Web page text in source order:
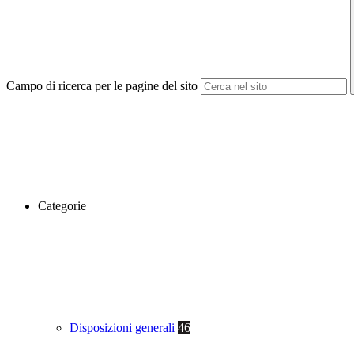
Campo di ricerca per le pagine del sito
Categorie
Disposizioni generali 46